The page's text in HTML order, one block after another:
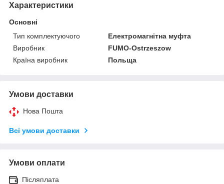
Характеристики
Основні
Тип комплектуючого
Електромагнітна муфта
Виробник
FUMO-Ostrzeszow
Країна виробник
Польща
Умови доставки
Нова Пошта
Всі умови доставки
Умови оплати
Післяплата